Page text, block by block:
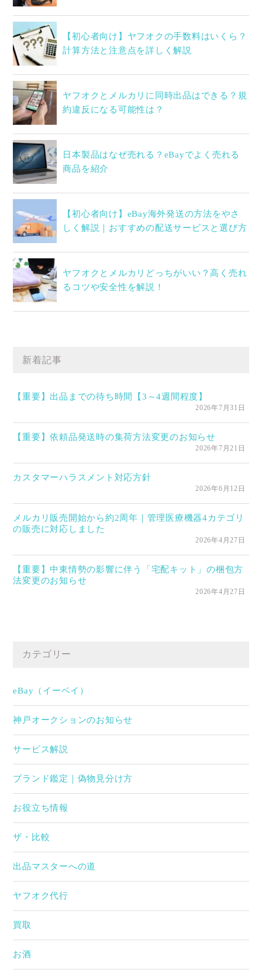
【初心者向け】ヤフオクの手数料はいくら？
計算方法と注意点を詳しく解説
ヤフオクとメルカリに同時出品はできる？規
約違反になる可能性は？
日本製品はなぜ売れる？eBayでよく売れる
商品を紹介
【初心者向け】eBay海外発送の方法をやさ
しく解説｜おすすめの配送サービスと選び方
ヤフオクとメルカリどっちがいい？高く売れ
るコツや安全性を解説！
新着記事
【重要】出品までの待ち時間【3～4週間程度】
2026年7月31日
【重要】依頼品発送時の集荷方法変更のお知らせ
2026年7月21日
カスタマーハラスメント対応方針
2026年6月12日
メルカリ販売開始から約2周年｜管理医療機器4カテゴリ
の販売に対応しました
2026年4月27日
【重要】中東情勢の影響に伴う「宅配キット」の梱包方
法変更のお知らせ
2026年4月27日
カテゴリー
eBay（イーベイ）
神戸オークションのお知らせ
サービス解説
ブランド鑑定｜偽物見分け方
お役立ち情報
ザ・比較
出品マスターへの道
ヤフオク代行
買取
お酒